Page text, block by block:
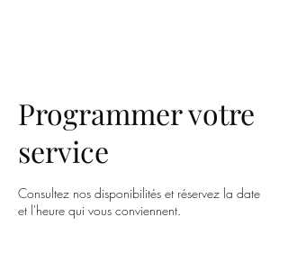
Programmer votre
service
Consultez nos disponibilités et réservez la date
et l'heure qui vous conviennent.